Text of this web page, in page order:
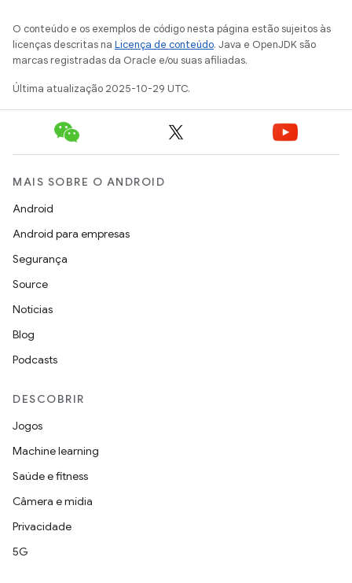
O conteúdo e os exemplos de código nesta página estão sujeitos às
licenças descritas na Licença de conteúdo. Java e OpenJDK são
marcas registradas da Oracle e/ou suas afiliadas.
Última atualização 2025-10-29 UTC.
MAIS SOBRE O ANDROID
Android
Android para empresas
Segurança
Source
Notícias
Blog
Podcasts
DESCOBRIR
Jogos
Machine learning
Saúde e fitness
Câmera e mídia
Privacidade
5G